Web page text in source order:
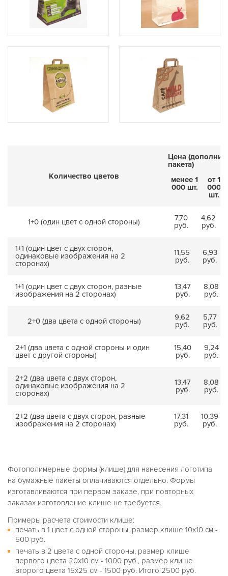
Количество цветов
Цена
пакета)
менее 1
000 шт.
от 1
000
шт.
1+0 (один цвет с одной стороны)
7,70
руб.
4,62
руб.
1+1 (один цвет с двух сторон,
одинаковые изображения на 2
сторонах)
11,55
руб.
6,93
руб.
1+1 (один цвет с двух сторон, разные
изображения на 2 сторонах)
13,47
руб.
8,08
руб.
2+0 (два цвета с одной стороны)
9,62
руб.
5,77
руб.
2+1 (два цвета с одной стороны и один
цвет с другой стороны)
15,40
руб.
9,24
руб.
2+2 (два цвета с двух сторон,
одинаковые изображения на 2
сторонах)
13,47
руб.
8,08
руб.
2+2 (два цвета с двух сторон, разные
изображения на 2 сторонах)
17,31
руб.
10,39
руб.
Фотополимерные формы (клише) для нанесения логотипа
на бумажные пакеты оплачиваются отдельно. Формы
изготавливаются при первом заказе, при повторных
заказах изготовление клише не требуется.
Примеры расчета стоимости клише:
печать в 1 цвет с одной стороны, размер клише 10х10 см -
500 руб.
печать в 2 цвета с одной стороны, размер клише
первого цвета 20х10 см - 1000 руб., размер клише
второго цвета 15х25 см - 1500 руб. Итого 2500 руб.